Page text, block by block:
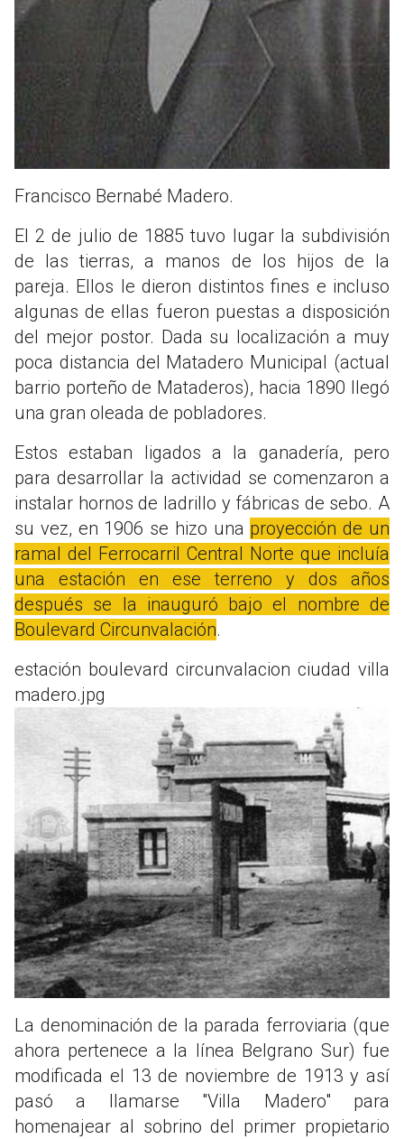
Francisco Bernabé Madero.
El 2 de julio de 1885 tuvo lugar la subdivisión
de las tierras, a manos de los hijos de la
pareja. Ellos le dieron distintos fines e incluso
algunas de ellas fueron puestas a disposición
del mejor postor. Dada su localización a muy
poca distancia del Matadero Municipal (actual
barrio porteño de Mataderos), hacia 1890 llegó
una gran oleada de pobladores.
Estos estaban ligados a la ganadería, pero
para desarrollar la actividad se comenzaron a
instalar hornos de ladrillo y fábricas de sebo. A
su vez, en 1906 se hizo una proyección de un
ramal del Ferrocarril Central Norte que incluía
una estación en ese terreno y dos años
después se la inauguró bajo el nombre de
Boulevard Circunvalación.
estación boulevard circunvalacion ciudad villa
madero.jpg
La denominación de la parada ferroviaria (que
ahora pertenece a la línea Belgrano Sur) fue
modificada el 13 de noviembre de 1913 y así
pasó a llamarse "Villa Madero" para
homenajear al sobrino del primer propietario